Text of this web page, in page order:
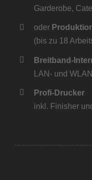
Garderobe,
oder
(bis zu 18
Breitband-
LAN- und
Profi-Drucker
inkl. Finisher